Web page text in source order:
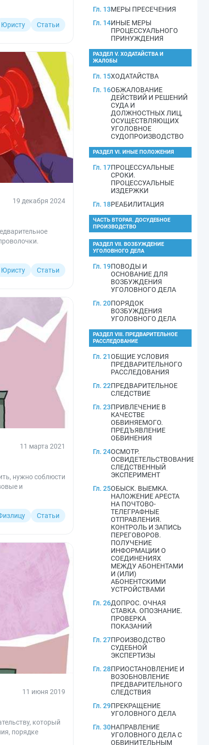
Юристу Статьи
19 декабря 2024
Юристу Статьи
11 марта 2021
нужно соблюсти
и
Статьи
11 июня 2019
который
порядке
Гл. 13МЕРЫ ПРЕСЕЧЕНИЯ
Гл. 14ИНЫЕ МЕРЫ
ПРОЦЕССУАЛЬНОГО
ПРИНУЖДЕНИЯ
РАЗДЕЛ V. ХОДАТАЙСТВА И
ЖАЛОБЫ
Гл. 15ХОДАТАЙСТВА
Гл. 16ОБЖАЛОВАНИЕ
ДЕЙСТВИЙ И РЕШЕНИЙ
СУДА И
ДОЛЖНОСТНЫХ ЛИЦ,
ОСУЩЕСТВЛЯЮЩИХ
УГОЛОВНОЕ
СУДОПРОИЗВОДСТВО
РАЗДЕЛ VI. ИНЫЕ ПОЛОЖЕНИЯ
Гл. 17ПРОЦЕССУАЛЬНЫЕ
СРОКИ.
ПРОЦЕССУАЛЬНЫЕ
ИЗДЕРЖКИ
Гл. 18РЕАБИЛИТАЦИЯ
ЧАСТЬ ВТОРАЯ. ДОСУДЕБНОЕ
ПРОИЗВОДСТВО
РАЗДЕЛ VII. ВОЗБУЖДЕНИЕ
УГОЛОВНОГО ДЕЛА
Гл. 19ПОВОДЫ И
ОСНОВАНИЕ ДЛЯ
ВОЗБУЖДЕНИЯ
УГОЛОВНОГО ДЕЛА
Гл. 20ПОРЯДОК
ВОЗБУЖДЕНИЯ
УГОЛОВНОГО ДЕЛА
РАЗДЕЛ VIII. ПРЕДВАРИТЕЛЬНОЕ
РАССЛЕДОВАНИЕ
Гл. 21ОБЩИЕ УСЛОВИЯ
ПРЕДВАРИТЕЛЬНОГО
РАССЛЕДОВАНИЯ
Гл. 22ПРЕДВАРИТЕЛЬНОЕ
СЛЕДСТВИЕ
Гл. 23ПРИВЛЕЧЕНИЕ В
КАЧЕСТВЕ
ОБВИНЯЕМОГО.
ПРЕДЪЯВЛЕНИЕ
ОБВИНЕНИЯ
Гл. 24ОСМОТР.
ОСВИДЕТЕЛЬСТВОВАНИЕ.
СЛЕДСТВЕННЫЙ
ЭКСПЕРИМЕНТ
Гл. 25ОБЫСК. ВЫЕМКА.
НАЛОЖЕНИЕ АРЕСТА
НА ПОЧТОВО-
ТЕЛЕГРАФНЫЕ
ОТПРАВЛЕНИЯ.
КОНТРОЛЬ И ЗАПИСЬ
ПЕРЕГОВОРОВ.
ПОЛУЧЕНИЕ
ИНФОРМАЦИИ О
СОЕДИНЕНИЯХ
МЕЖДУ АБОНЕНТАМИ
И (ИЛИ)
АБОНЕНТСКИМИ
УСТРОЙСТВАМИ
Гл. 26ДОПРОС. ОЧНАЯ
СТАВКА. ОПОЗНАНИЕ.
ПРОВЕРКА
ПОКАЗАНИЙ
Гл. 27ПРОИЗВОДСТВО
СУДЕБНОЙ
ЭКСПЕРТИЗЫ
Гл. 28ПРИОСТАНОВЛЕНИЕ И
ВОЗОБНОВЛЕНИЕ
ПРЕДВАРИТЕЛЬНОГО
СЛЕДСТВИЯ
Гл. 29ПРЕКРАЩЕНИЕ
УГОЛОВНОГО ДЕЛА
Гл. 30НАПРАВЛЕНИЕ
УГОЛОВНОГО ДЕЛА С
ОБВИНИТЕЛЬНЫМ